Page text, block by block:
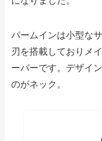
パームインは小型な
刃を搭載しておりメ
ーバーです。デザイ
のがネック。